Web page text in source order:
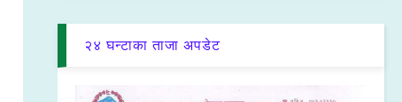
२४ घन्टाका ताजा अपडेट